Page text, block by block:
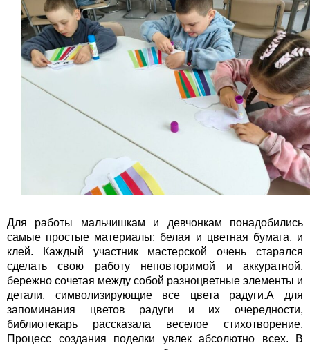
Для работы мальчишкам и девчонкам понадобились
самые простые материалы: белая и цветная бумага, и
клей. Каждый участник мастерской очень старался
сделать свою работу неповторимой и аккуратной,
бережно сочетая между собой разноцветные элементы и
детали, символизирующие все цвета радуги.А для
запоминания цветов радуги и их очередности,
библиотекарь рассказала веселое стихотворение.
Процесс создания поделки увлек абсолютно всех. В